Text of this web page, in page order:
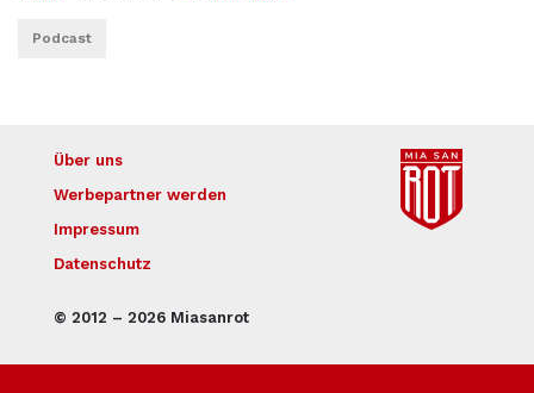
Podcast
© 2012 – 2026 Miasanrot
Über uns
Werbepartner werden
Impressum
Datenschutz